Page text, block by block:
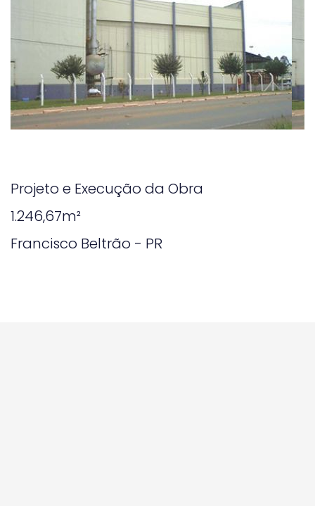
Projeto e Execução da Obra
1.246,67m²
Francisco Beltrão - PR